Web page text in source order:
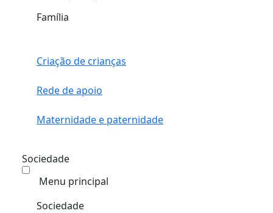
Família
Criação de crianças
Rede de apoio
Maternidade e paternidade
Sociedade
Menu principal
Sociedade